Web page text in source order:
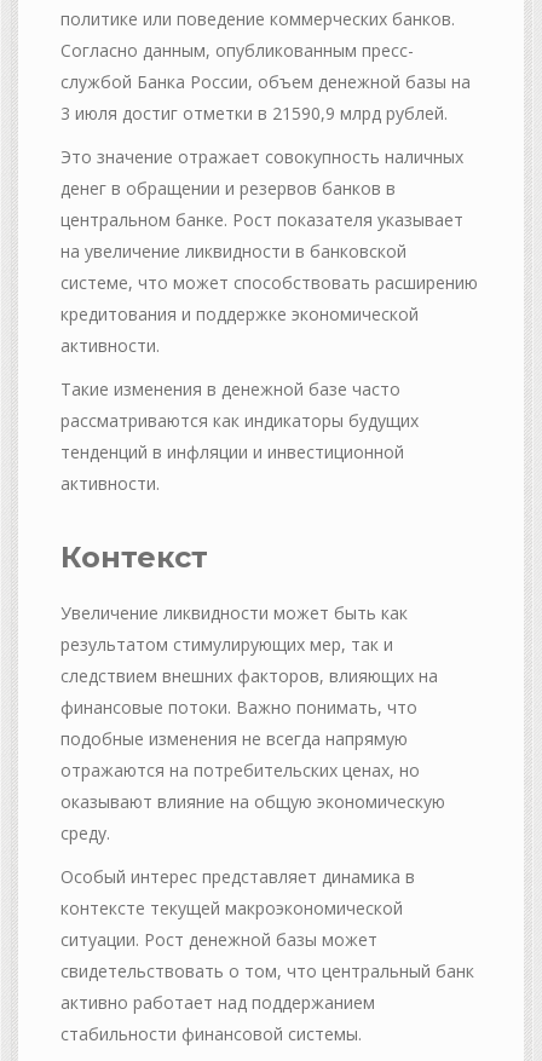
политике или поведение коммерческих банков.
Согласно данным, опубликованным пресс-
службой Банка России, объем денежной базы на
3 июля достиг отметки в 21590,9 млрд рублей.
Это значение отражает совокупность наличных
денег в обращении и резервов банков в
центральном банке. Рост показателя указывает
на увеличение ликвидности в банковской
системе, что может способствовать расширению
кредитования и поддержке экономической
активности.
Такие изменения в денежной базе часто
рассматриваются как индикаторы будущих
тенденций в инфляции и инвестиционной
активности.
Контекст
Увеличение ликвидности может быть как
результатом стимулирующих мер, так и
следствием внешних факторов, влияющих на
финансовые потоки. Важно понимать, что
подобные изменения не всегда напрямую
отражаются на потребительских ценах, но
оказывают влияние на общую экономическую
среду.
Особый интерес представляет динамика в
контексте текущей макроэкономической
ситуации. Рост денежной базы может
свидетельствовать о том, что центральный банк
активно работает над поддержанием
стабильности финансовой системы.